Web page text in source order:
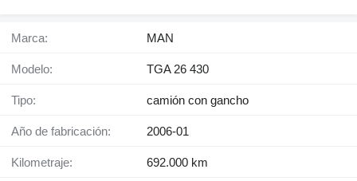
Marca: MAN
Modelo: TGA 26 430
Tipo: camión con gancho
Año de fabricación: 2006-01
Kilometraje: 692.000 km